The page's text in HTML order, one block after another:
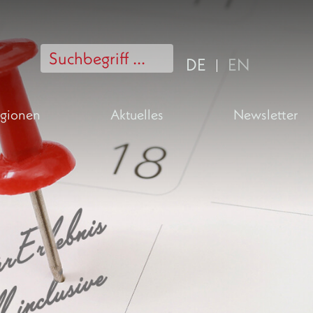
Aktuelles Newsletter
DE EN